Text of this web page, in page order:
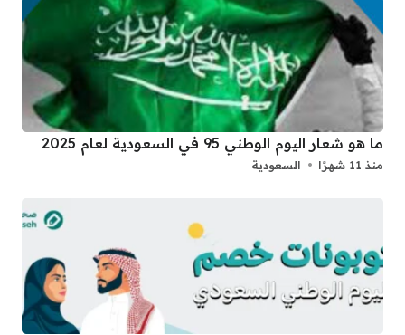
ما هو شعار اليوم الوطني 95 في السعودية لعام 2025
منذ 11 شهرًا السعودية